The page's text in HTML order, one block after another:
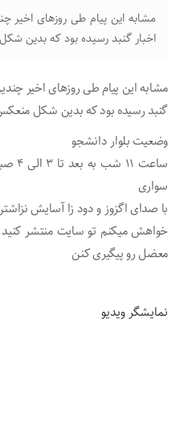
مشابه این‌ پیام طی روزهای اخیر
اخبار گنبد رسیده بود که بدین
مشابه این‌ پیام طی روزهای اخیر
گنبد رسیده بود که بدین شکل
وضعیت بلوار دانشجو
سواری
با صدای اگزوز و دود زا آسایش
خواهش میکنم تو سایت منتشر‌ کنید
معضل رو پیگیری کنن
نمایشگر ویدیو